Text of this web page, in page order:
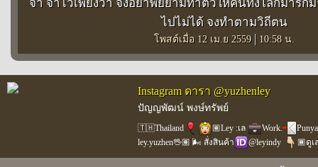
จ้า จำไว้เพียงว่า จงอย่าพยยามทำตัวให้คนทั้งโลกมารัก
ไปไม่ได้ จงทำตามวิถีตน
โพสต์เมื่อ 12 เม.ย 2559 | 10:58 น.
Instagram ดารา @yuzhenley
ปัญญพัฒน์ พงษ์ทรัพย์
🇹🇭Thailand 🏽Ley :เล Work.
ley.yuzhen🖖🏽 🌬 สั่งสินค้า
@leyindy 🏾ดูเ